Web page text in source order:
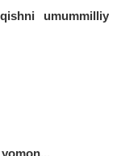
umummilliy